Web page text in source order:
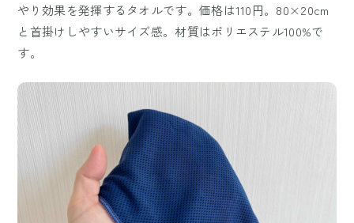
やり効果を発揮するタオルです。価格は110円。80×20cm
と首掛けしやすいサイズ感。材質はポリエステル100%で
す。